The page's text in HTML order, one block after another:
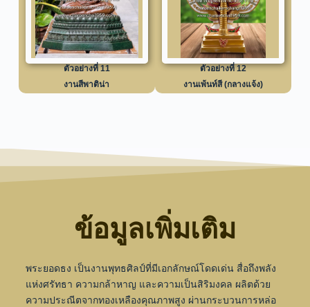
ตัวอย่างที่ 11
งานสีพาติน่า
ตัวอย่างที่ 12
งานเพ้นท์สี (กลางแจ้ง)
ข้อมูลเพิ่มเติม
พระยอดธง เป็นงานพุทธศิลป์ที่มีเอกลักษณ์โดดเด่น สื่อถึงพลัง
แห่งศรัทธา ความกล้าหาญ และความเป็นสิริมงคล ผลิตด้วย
ความประณีตจากทองเหลืองคุณภาพสูง ผ่านกระบวนการหล่อ